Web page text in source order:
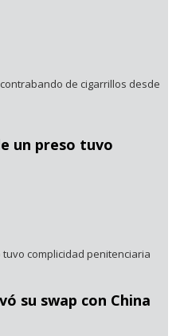
de cigarrillos desde
un preso tuvo
complicidad penitenciaria
su swap con China